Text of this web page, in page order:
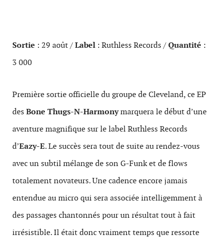
Sortie : 29 août /Label : Ruthless Records /Quantité :
3 000
Première sortie officielle du groupe de Cleveland, ce EP
des Bone Thugs-N-Harmonymarquera le début d’une
aventure magnifique sur le label Ruthless Records
d’Eazy-E. Le succès sera tout de suite au rendez-vous
avec un subtil mélange de son G-Funk et de flows
totalement novateurs. Une cadence encore jamais
entendue au micro qui sera associée intelligemment à
des passages chantonnés pour un résultat tout à fait
irrésistible. Il était donc vraiment temps que ressorte